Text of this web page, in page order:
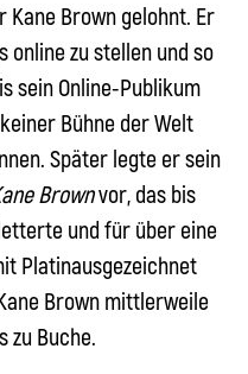
Kane Brown gelohnt. Er
online zu stellen und so
sein Online-Publikum
Bühne der Welt
Später legte er sein
Brownvor, das bis
und für über eine
Platinausgezeichnet
Brown mittlerweile
zu Buche.